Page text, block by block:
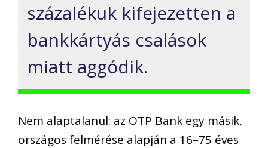
százalékuk kifejezetten a
bankkártyás csalások
miatt aggódik.
Nem alaptalanul: az OTP Bank egy másik,
országos felmérése alapján a 16–75 éves